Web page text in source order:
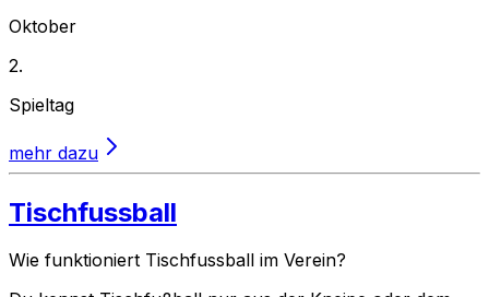
Oktober
2.
Spieltag
mehr dazu
Tischfussball
Wie funktioniert Tischfussball im Verein?